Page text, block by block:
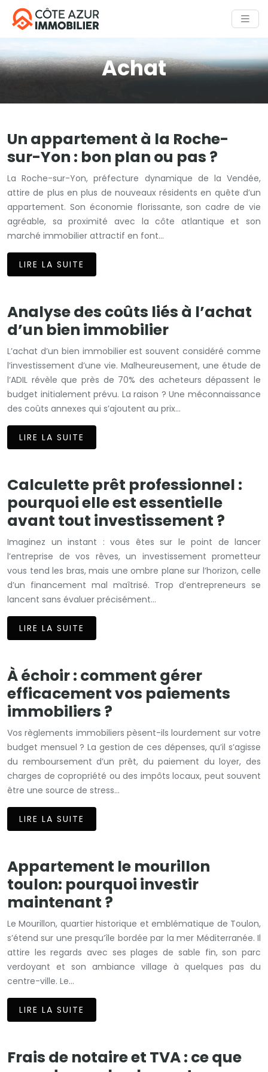
Achat
Un appartement à la Roche-
sur-Yon : bon plan ou pas ?
La Roche-sur-Yon, préfecture dynamique de la Vendée,
attire de plus en plus de nouveaux résidents en quête d’un
appartement. Son économie florissante, son cadre de vie
agréable, sa proximité avec la côte atlantique et son
marché immobilier attractif en font…
LIRE LA SUITE
Analyse des coûts liés à l’achat
d’un bien immobilier
L’achat d’un bien immobilier est souvent considéré comme
l’investissement d’une vie. Malheureusement, une étude de
l’ADIL révèle que près de 70% des acheteurs dépassent le
budget initialement prévu. La raison ? Une méconnaissance
des coûts annexes qui s’ajoutent au prix…
LIRE LA SUITE
Calculette prêt professionnel :
pourquoi elle est essentielle
avant tout investissement ?
Imaginez un instant : vous êtes sur le point de lancer
l’entreprise de vos rêves, un investissement prometteur
vous tend les bras, mais une ombre plane sur l’horizon, celle
d’un financement mal maîtrisé. Trop d’entrepreneurs se
lancent sans évaluer précisément…
LIRE LA SUITE
À échoir : comment gérer
efficacement vos paiements
immobiliers ?
Vos règlements immobiliers pèsent-ils lourdement sur votre
budget mensuel ? La gestion de ces dépenses, qu’il s’agisse
du remboursement d’un prêt, du paiement du loyer, des
charges de copropriété ou des impôts locaux, peut souvent
être une source de stress…
LIRE LA SUITE
Appartement le mourillon
toulon: pourquoi investir
maintenant ?
Le Mourillon, quartier historique et emblématique de Toulon,
s’étend sur une presqu’île bordée par la mer Méditerranée. Il
attire les regards avec ses plages de sable fin, son parc
verdoyant et son ambiance village à quelques pas du
centre-ville. Le…
LIRE LA SUITE
Frais de notaire et TVA : ce que